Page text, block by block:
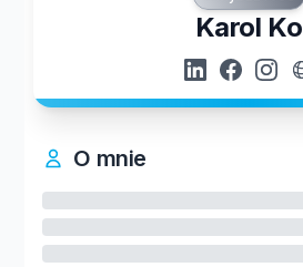
Karol Ko
O mnie